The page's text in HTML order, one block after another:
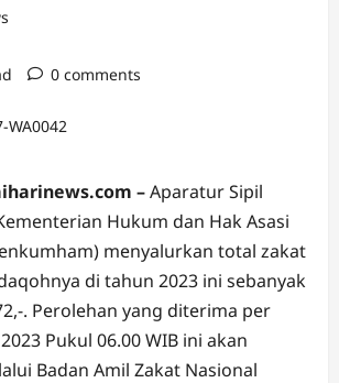
0 comments
–Aparatur Sipil
Hukum dan Hak Asasi
menyalurkan total zakat
di tahun 2023 ini sebanyak
. Perolehan yang diterima per
Pukul 06.00 WIB ini akan
Badan Amil Zakat Nasional